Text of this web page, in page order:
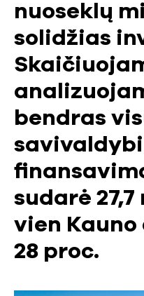
nuoseklų
solidžias
bendras
sudarė 27,7
vien Kauno
28 proc.